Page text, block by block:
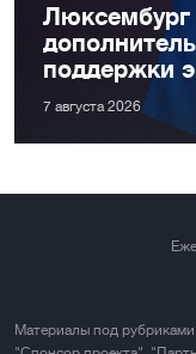
Люксембург
поддержки
7 августа 2026
Материалы под